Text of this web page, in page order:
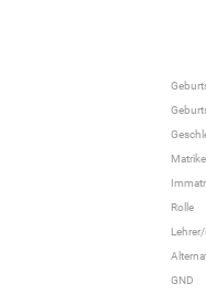
Rolle
GND